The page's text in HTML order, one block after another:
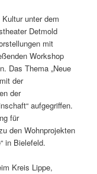
unter dem
Detmold
mit
Workshop
Das Thema „Neue
der
der
aufgegriffen.
für
den Wohnprojekten
in Bielefeld.
Kreis Lippe,